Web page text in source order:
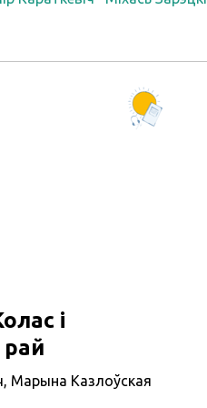
і
, Марына Казлоўская